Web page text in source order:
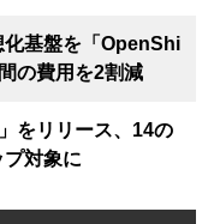
基盤を「OpenShi
の費用を2割減
をリリース、14の
対象に